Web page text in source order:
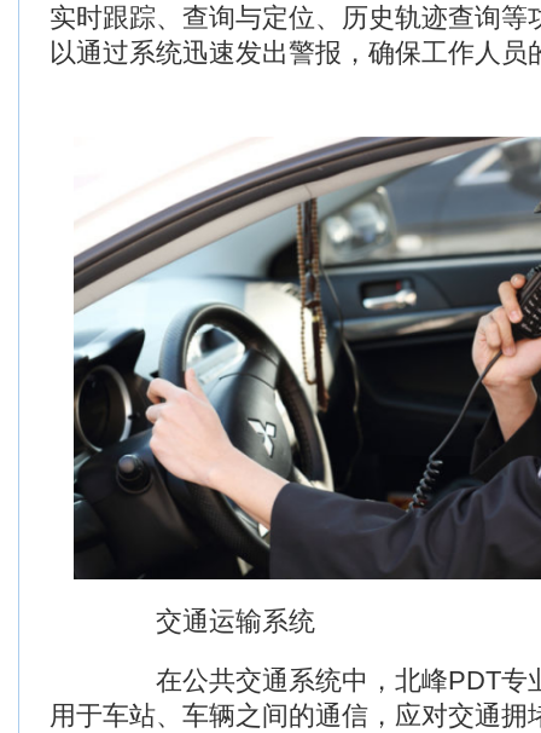
实时跟踪、查询与定位、历史轨迹查询等
以通过系统迅速发出警报，确保工作人员
交通运输系统
在公共交通系统中，北峰PDT专业
用于车站、车辆之间的通信，应对交通拥